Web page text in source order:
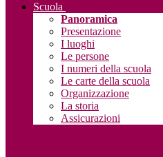
Scuola
Panoramica
Presentazione
I luoghi
Le persone
I numeri della scuola
Le carte della scuola
Organizzazione
La storia
Assicurazioni